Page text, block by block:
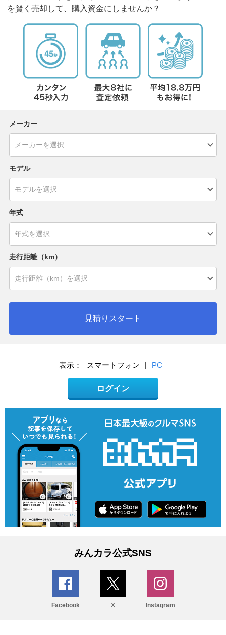
を賢く売却して、購入資金にしませんか？
メーカー
モデル
年式
走行距離（km）
見積りスタート
表示： スマートフォン | PC
ログイン
みんカラ公式SNS
Facebook X Instagram